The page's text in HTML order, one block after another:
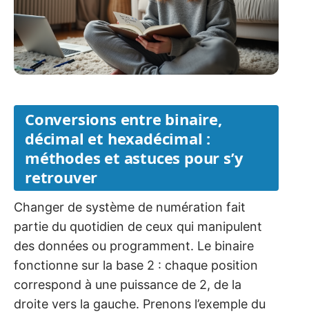
Conversions entre binaire,
décimal et hexadécimal :
méthodes et astuces pour s’y
retrouver
Changer de système de numération fait
partie du quotidien de ceux qui manipulent
des données ou programment. Le binaire
fonctionne sur la base 2 : chaque position
correspond à une puissance de 2, de la
droite vers la gauche. Prenons l’exemple du